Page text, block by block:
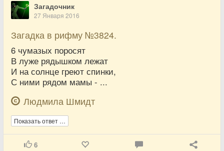
Загадочник
27 Января 2016
Загадка в рифму №3824.
6 чумазых поросят
В луже рядышком лежат
И на солнце греют спинки,
С ними рядом мамы - ...
Людмила Шмидт
Показать ответ …
6